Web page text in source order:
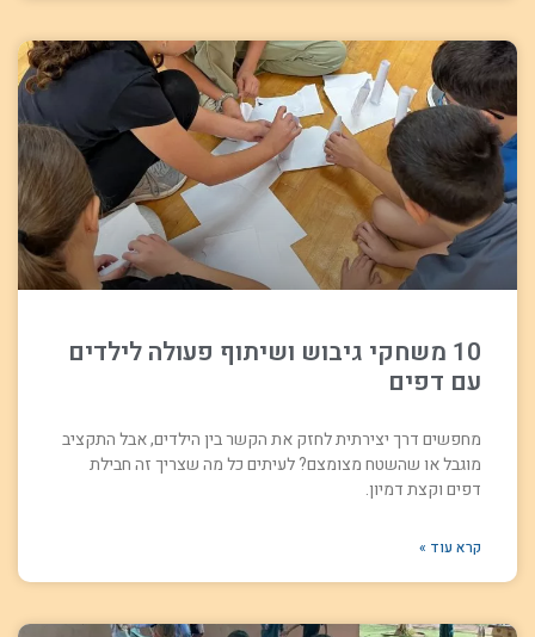
10 משחקי גיבוש ושיתוף פעולה לילדים
עם דפים
מחפשים דרך יצירתית לחזק את הקשר בין הילדים, אבל התקציב
מוגבל או שהשטח מצומצם? לעיתים כל מה שצריך זה חבילת
דפים וקצת דמיון.
קרא עוד »